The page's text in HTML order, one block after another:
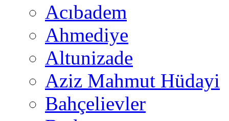
Acıbadem
Ahmediye
Altunizade
Aziz Mahmut Hüdayi
Bahçelievler